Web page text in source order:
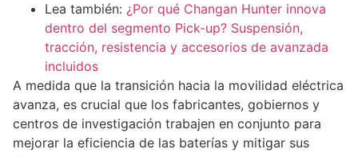
Lea también: ¿Por qué Changan Hunter innova
dentro del segmento Pick-up? Suspensión,
tracción, resistencia y accesorios de avanzada
incluidos
A medida que la transición hacia la movilidad eléctrica
avanza, es crucial que los fabricantes, gobiernos y
centros de investigación trabajen en conjunto para
mejorar la eficiencia de las baterías y mitigar sus